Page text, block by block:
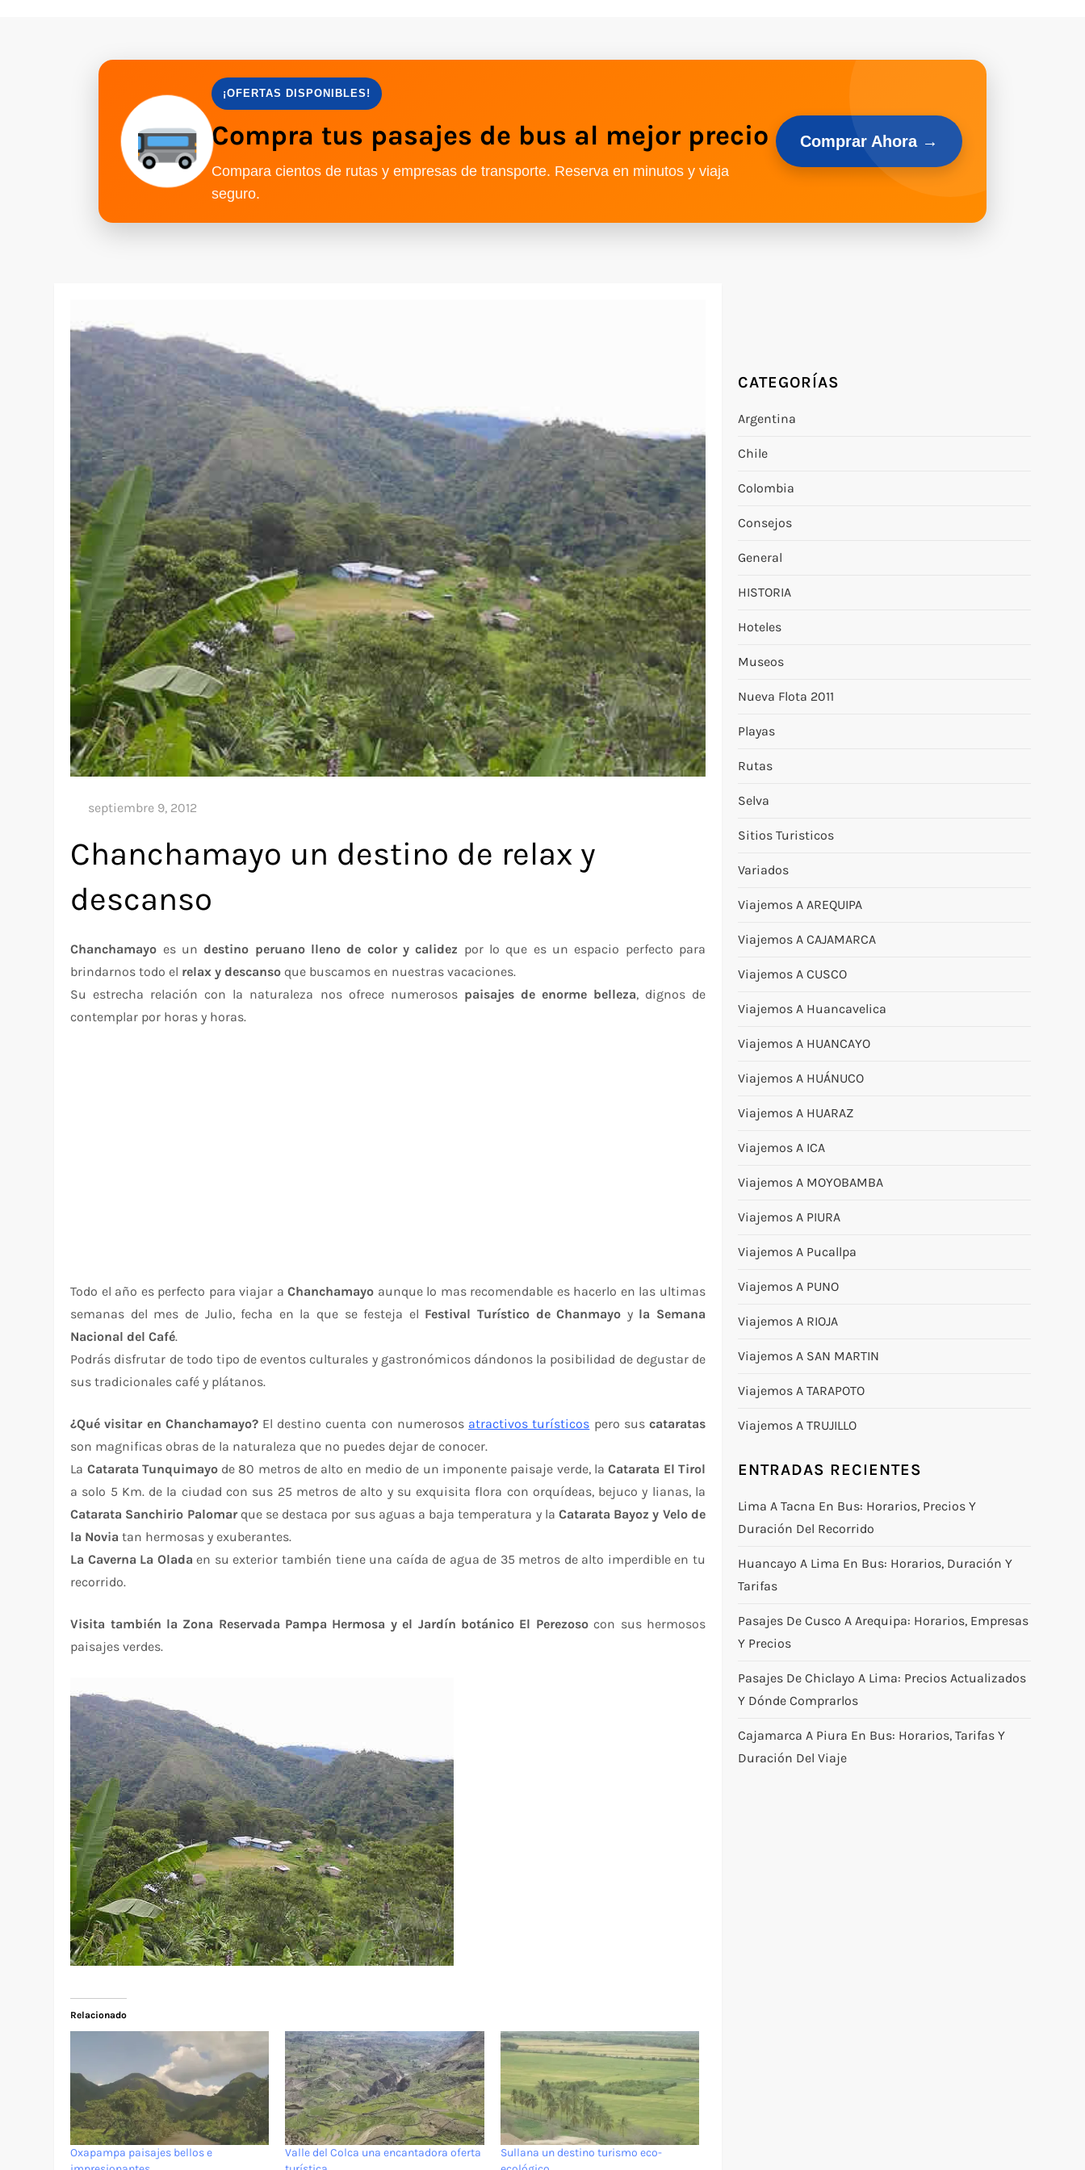
¡OFERTAS DISPONIBLES!
Compra tus pasajes de bus al mejor precio
Compara cientos de rutas y empresas de transporte. Reserva en minutos y viaja
seguro.
Comprar Ahora →
Chanchamayo un destino de relax y
descanso
Chanchamayo es undestino peruano lleno de color y calidez por lo que es un espacio perfecto para
brindarnos todo el relax y descanso que buscamos en nuestras vacaciones.
Su estrecha relación con la naturaleza nos ofrece numerosos paisajes de enorme belleza, dignos de
contemplar por horas y horas.
Todo el año es perfecto para viajar aChanchamayo aunque lo mas recomendable es hacerlo en las ultimas
semanas del mes de Julio, fecha en la que se festeja el Festival Turístico de Chanmayo yla Semana
Nacional del Café.
Podrás disfrutar de todo tipo de eventos culturales y gastronómicos dándonos la posibilidad de degustar de
sus tradicionales café y plátanos.
¿Qué visitar en Chanchamayo? El destino cuenta con numerosos atractivos turísticos pero sus cataratas
son magnificas obras de la naturaleza que no puedes dejar de conocer.
La Catarata Tunquimayo de 80 metros de alto en medio de un imponente paisaje verde, laCatarata El Tirol
a solo 5 Km. de la ciudad con sus 25 metros de alto y su exquisita flora con orquídeas, bejuco y lianas, la
Catarata Sanchirio Palomarque se destaca por sus aguas a baja temperatura y la Catarata Bayoz y Velo de
la Novia tan hermosas y exuberantes.
La Caverna La Olada en su exterior también tiene una caída de agua de 35 metros de alto imperdible en tu
recorrido.
Visita también la Zona Reservada Pampa Hermosa y el Jardín botánico El Perezosocon sus hermosos
paisajes verdes.
Relacionado
Oxapampa paisajes bellos e
Valle del Colca una encantadora oferta
Sullana un destino turismo eco-
CATEGORÍAS
Argentina
Chile
Colombia
Consejos
General
HISTORIA
Hoteles
Museos
Nueva Flota 2011
Playas
Rutas
Selva
Sitios Turisticos
Variados
Viajemos A AREQUIPA
Viajemos A CAJAMARCA
Viajemos A CUSCO
Viajemos A Huancavelica
Viajemos A HUANCAYO
Viajemos A HUÁNUCO
Viajemos A HUARAZ
Viajemos A ICA
Viajemos A MOYOBAMBA
Viajemos A PIURA
Viajemos A Pucallpa
Viajemos A PUNO
Viajemos A RIOJA
Viajemos A SAN MARTIN
Viajemos A TARAPOTO
Viajemos A TRUJILLO
ENTRADAS RECIENTES
Lima A Tacna En Bus: Horarios, Precios Y
Duración Del Recorrido
Huancayo A Lima En Bus: Horarios, Duración Y
Tarifas
Pasajes De Cusco A Arequipa: Horarios, Empresas
Y Precios
Pasajes De Chiclayo A Lima: Precios Actualizados
Y Dónde Comprarlos
Cajamarca A Piura En Bus: Horarios, Tarifas Y
Duración Del Viaje